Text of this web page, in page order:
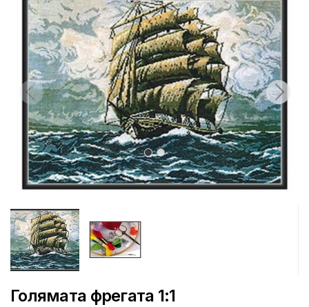
Голямата фрегата 1:1